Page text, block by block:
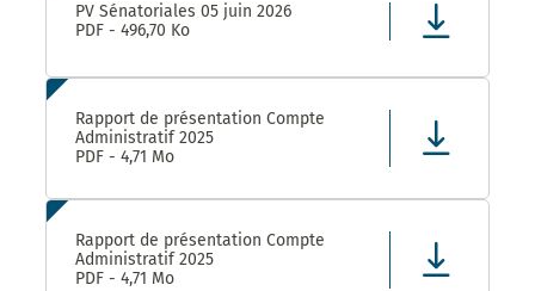
PV Sénatoriales 05 juin 2026
PDF - 496,70 Ko
Rapport de présentation Compte
Administratif 2025
PDF - 4,71 Mo
Rapport de présentation Compte
Administratif 2025
PDF - 4,71 Mo